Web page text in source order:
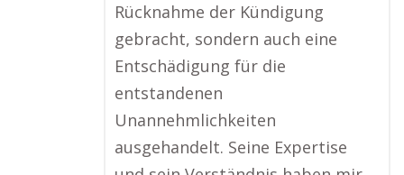
Rücknahme der Kündigung
gebracht, sondern auch eine
Entschädigung für die
entstandenen
Unannehmlichkeiten
ausgehandelt. Seine Expertise